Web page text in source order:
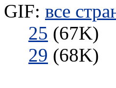
GIF: все
25
29